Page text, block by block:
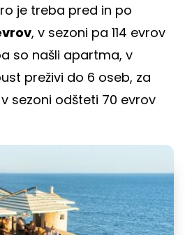
je treba pred in po
, v sezoni pa 114 evrov
so našli apartma, v
preživi do 6 oseb, za
sezoni odšteti 70 evrov